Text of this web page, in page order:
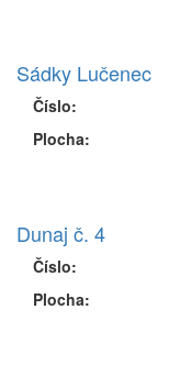
Sádky Lučenec
Číslo:
Plocha:
Dunaj č. 4
Číslo:
Plocha: